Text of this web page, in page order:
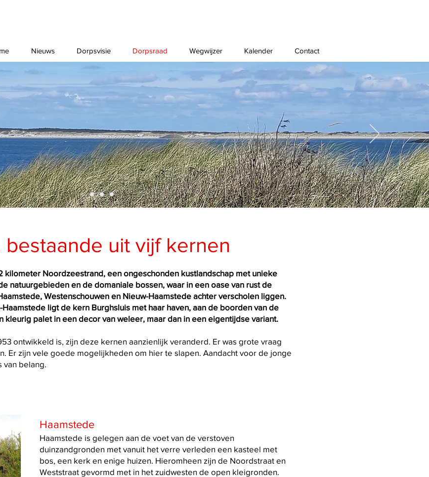
Nieuws Dorpsvisie Dorpsraad Wegwijzer Kalender Contact
bestaande uit vijf kernen
kilometer Noordzeestrand, een ongeschonden kustlandschap met unieke
natuurgebieden en de domaniale bossen, waar in een oase van rust de
Westenschouwen en Nieuw-Haamstede achter verscholen liggen.
ligt de kern Burghsluis met haar haven, aan de boorden van de
kleurig palet in een decor van weleer, maar dan in een eigentijdse variant.
ontwikkeld is, zijn deze kernen aanzienlijk veranderd. Er was grote vraag
Er zijn vele goede mogelijkheden om hier te slapen. Aandacht voor de jonge
van belang.
Haamstede
Haamstede is gelegen aan de voet van de verstoven
duinzandgronden met vanuit het verre verleden een kasteel met
bos, een kerk en enige huizen. Hieromheen zijn de Noordstraat en
Weststraat gevormd met in het zuidwesten de open kleigronden.